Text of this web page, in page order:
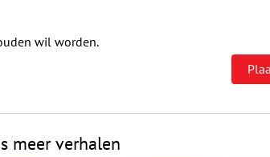
wil worden.
meer verhalen